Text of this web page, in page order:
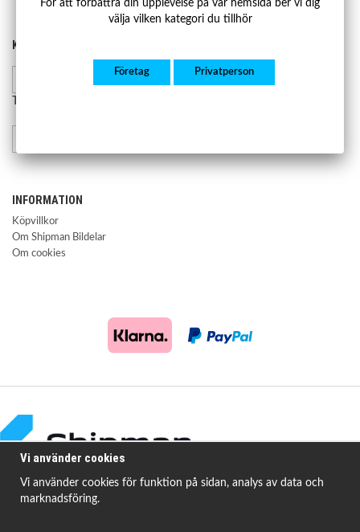
KONTAKTA OSS
INFORMATION
Köpvillkor
Om Shipman Bildelar
Om cookies
För att förbättra din upplevelse på vår hemsida ber vi dig
välja vilken kategori du tillhör
Företag Privatperson
Vi använder cookies
Vi använder cookies för funktion på sidan, analys av data och
marknadsföring.